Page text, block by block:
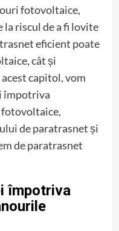
fotovoltaice,
la riscul de a fi lovite
eficient poate
cât și
capitol, vom
împotriva
de paratrasnet și
de paratrasnet
împotriva